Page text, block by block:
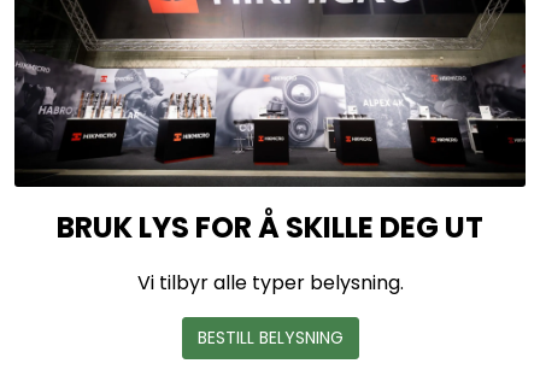
BRUK LYS FOR Å SKILLE DEG UT
Vi tilbyr alle typer belysning.
BESTILL BELYSNING